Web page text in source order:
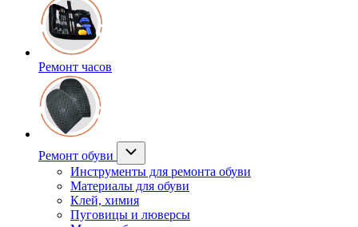
Ремонт часов
Ремонт обуви
Инструменты для ремонта обуви
Материалы для обуви
Клей, химия
Пуговицы и люверсы